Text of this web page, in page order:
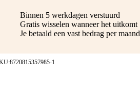
Binnen 5 werkdagen verstuurd
Gratis wisselen wanneer het uitkomt
Je betaald een vast bedrag per maand
8720815357985-1